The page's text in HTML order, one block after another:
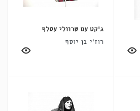
ג'קט עם שרוולי עטלף
רוז'י בן יוסף